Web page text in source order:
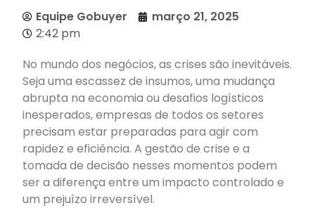
Equipe Gobuyer
março 21, 2025
2:42 pm
No mundo dos negócios, as crises são inevitáveis.
Seja uma escassez de insumos, uma mudança
abrupta na economia ou desafios logísticos
inesperados, empresas de todos os setores
precisam estar preparadas para agir com
rapidez e eficiência. A gestão de crise e a
tomada de decisão nesses momentos podem
ser a diferença entre um impacto controlado e
um prejuízo irreversível.